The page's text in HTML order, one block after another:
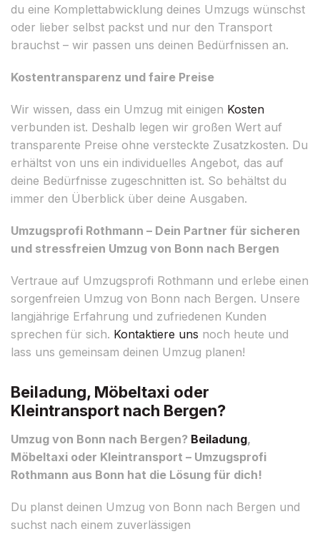
du eine Komplettabwicklung deines Umzugs wünschst
oder lieber selbst packst und nur den Transport
brauchst – wir passen uns deinen Bedürfnissen an.
Kostentransparenz und faire Preise
Wir wissen, dass ein Umzug mit einigen Kosten
verbunden ist. Deshalb legen wir großen Wert auf
transparente Preise ohne versteckte Zusatzkosten. Du
erhältst von uns ein individuelles Angebot, das auf
deine Bedürfnisse zugeschnitten ist. So behältst du
immer den Überblick über deine Ausgaben.
Umzugsprofi Rothmann – Dein Partner für sicheren
und stressfreien Umzug von Bonn nach Bergen
Vertraue auf Umzugsprofi Rothmann und erlebe einen
sorgenfreien Umzug von Bonn nach Bergen. Unsere
langjährige Erfahrung und zufriedenen Kunden
sprechen für sich. Kontaktiere uns noch heute und
lass uns gemeinsam deinen Umzug planen!
Beiladung, Möbeltaxi oder
Kleintransport nach Bergen?
Umzug von Bonn nach Bergen? Beiladung,
Möbeltaxi oder Kleintransport – Umzugsprofi
Rothmann aus Bonn hat die Lösung für dich!
Du planst deinen Umzug von Bonn nach Bergen und
suchst nach einem zuverlässigen